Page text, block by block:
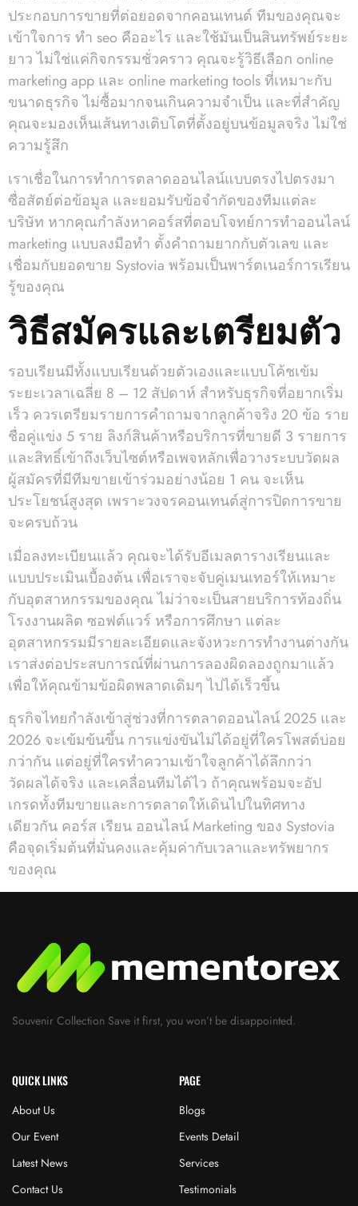
ประกอบการขายที่ต่อยอดจากคอนเทนต์ ทีมของคุณจะ
เข้าใจการ ทํา seo คืออะไร และใช้มันเป็นสินทรัพย์ระยะ
ยาว ไม่ใช่แค่กิจกรรมชั่วคราว คุณจะรู้วิธีเลือก online
marketing app และ online marketing tools ที่เหมาะกับ
ขนาดธุรกิจ ไม่ซื้อมากจนเกินความจำเป็น และที่สำคัญ
คุณจะมองเห็นเส้นทางเติบโตที่ตั้งอยู่บนข้อมูลจริง ไม่ใช่
ความรู้สึก
เราเชื่อในการทำการตลาดออนไลน์แบบตรงไปตรงมา
ซื่อสัตย์ต่อข้อมูล และยอมรับข้อจำกัดของทีมแต่ละ
บริษัท หากคุณกำลังหาคอร์สที่ตอบโจทย์การทำออนไลน์
marketing แบบลงมือทำ ตั้งคำถามยากกับตัวเลข และ
เชื่อมกับยอดขาย Systovia พร้อมเป็นพาร์ตเนอร์การเรียน
รู้ของคุณ
วิธีสมัครและเตรียมตัว
รอบเรียนมีทั้งแบบเรียนด้วยตัวเองและแบบโค้ชเข้ม
ระยะเวลาเฉลี่ย 8 – 12 สัปดาห์ สำหรับธุรกิจที่อยากเริ่ม
เร็ว ควรเตรียมรายการคำถามจากลูกค้าจริง 20 ข้อ ราย
ชื่อคู่แข่ง 5 ราย ลิงก์สินค้าหรือบริการที่ขายดี 3 รายการ
และสิทธิ์เข้าถึงเว็บไซต์หรือเพจหลักเพื่อวางระบบวัดผล
ผู้สมัครที่มีทีมขายเข้าร่วมอย่างน้อย 1 คน จะเห็น
ประโยชน์สูงสุด เพราะวงจรคอนเทนต์สู่การปิดการขาย
จะครบถ้วน
เมื่อลงทะเบียนแล้ว คุณจะได้รับอีเมลตารางเรียนและ
แบบประเมินเบื้องต้น เพื่อเราจะจับคู่เมนเทอร์ให้เหมาะ
กับอุตสาหกรรมของคุณ ไม่ว่าจะเป็นสายบริการท้องถิ่น
โรงงานผลิต ซอฟต์แวร์ หรือการศึกษา แต่ละ
อุตสาหกรรมมีรายละเอียดและจังหวะการทำงานต่างกัน
เราส่งต่อประสบการณ์ที่ผ่านการลองผิดลองถูกมาแล้ว
เพื่อให้คุณข้ามข้อผิดพลาดเดิมๆ ไปได้เร็วขึ้น
ธุรกิจไทยกำลังเข้าสู่ช่วงที่การตลาดออนไลน์ 2025 และ
2026 จะเข้มข้นขึ้น การแข่งขันไม่ได้อยู่ที่ใครโพสต์บ่อย
กว่ากัน แต่อยู่ที่ใครทำความเข้าใจลูกค้าได้ลึกกว่า
วัดผลได้จริง และเคลื่อนทีมได้ไว ถ้าคุณพร้อมจะอัป
เกรดทั้งทีมขายและการตลาดให้เดินไปในทิศทาง
เดียวกัน คอร์ส เรียน ออนไลน์ Marketing ของ Systovia
คือจุดเริ่มต้นที่มั่นคงและคุ้มค่ากับเวลาและทรัพยากร
ของคุณ
Souvenir Collection Save it first, you won’t be disappointed.
QUICK LINKS
About Us
Our Event
Latest News
Contact Us
PAGE
Blogs
Events Detail
Services
Testimonials